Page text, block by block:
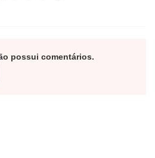
possui comentários.